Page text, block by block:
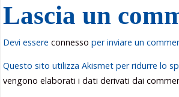
Lascia un
Devi essereconnesso per inviare un
Questo sito utilizza Akismet per ridurre lo
vengono elaborati i dati derivati dai